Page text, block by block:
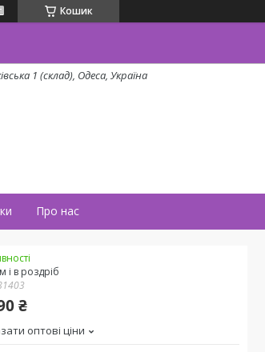
Кошик
1 (склад), Одеса, Україна
Про нас
і в роздріб
₴
оптові ціни